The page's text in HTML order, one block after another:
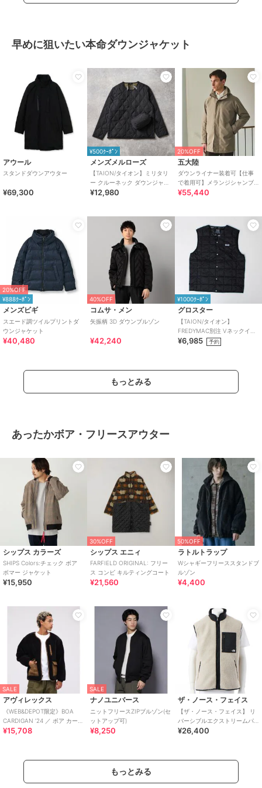
早めに狙いたい本命ダウンジャケット
アウール
スタンドダウンアウター
¥69,300
¥500ｸｰﾎﾟﾝ
メンズメルローズ
【TAION/タイオン】ミリタリ
ー クルーネック ダウンジャケ
ット
¥12,980
20%OFF
五大陸
ダウンライナー装着可【仕事
で着用可】メランジシャンブ
レー スプリングブルゾン(26年
¥55,440
20%OFF
¥888ｸｰﾎﾟﾝ
メンズビギ
スエード調ツイルプリントダ
ウンジャケット
¥40,480
40%OFF
コムサ・メン
矢振柄 3D ダウンブルゾン
¥42,240
¥1000ｸｰﾎﾟﾝ
グロスター
【TAION/タイオン】
FREDYMAC別注 Vネックイン
ナーダウンベスト
¥6,985 予約
もっとみる
あったかボア・フリースアウター
シップス カラーズ
SHIPS Colors:チェック ボア
ボマー ジャケット
¥15,950
30%OFF
シップス エニィ
FARFIELD ORIGINAL: フリー
ス コンビ キルティングコート
¥21,560
50%OFF
ラトルトラップ
Wシャギーフリーススタンドブ
ルゾン
¥4,400
SALE
アヴィレックス
《WEB&DEPOT限定》BOA
CARDIGAN ’24 ／ ボア カーデ
ィガン ／ AVIREX
¥15,708
SALE
ナノユニバース
ニットフリースZIPブルゾン(セ
ットアップ可)
¥8,250
ザ・ノース・フェイス
【ザ・ノース・フェイス】 リ
バーシブルエクストリームパ
イルフリースベスト
¥26,400
もっとみる